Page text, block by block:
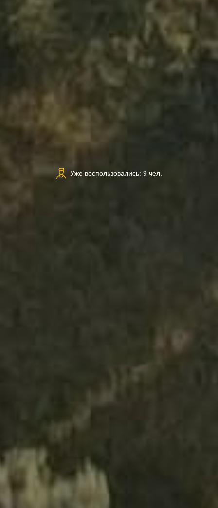
Уже воспользовались: 9 чел.